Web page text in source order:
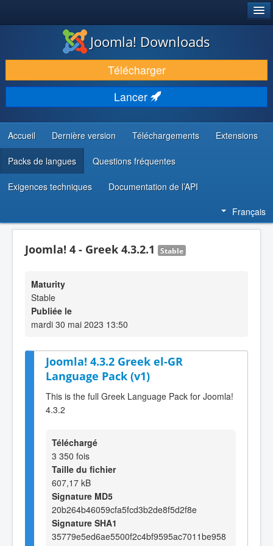
TÉLÉCHARGER & ÉTENDRE
DÉCOUVRIR & APPRENDRE
COMMUNAUTÉ & SUPPORT
RESSOURCES DÉVELOPPEURS
Joomla! Downloads
Télécharger
Lancer
Accueil Dernière version Téléchargements Extensions
Packs de langues Questions fréquentes
Exigences techniques Documentation de l’API
Français
Joomla! 4 - Greek 4.3.2.1 Stable
Maturity
Stable
Publiée le
mardi 30 mai 2023 13:50
Joomla! 4.3.2 Greek el-GR
Language Pack (v1)
This is the full Greek Language Pack for Joomla!
4.3.2
Téléchargé
3 350 fois
Taille du fichier
607,17 kB
Signature MD5
20b264b46059cfa5fcd3b2de8f5d2f8e
Signature SHA1
35779e5ed6ae5500f2c4bf9595ac7011be958